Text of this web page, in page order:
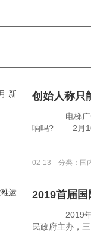
创始人称只
电梯广告运
响吗? 2月10
02-13 分类：国
2019首届
2019年12月
民政府主办，